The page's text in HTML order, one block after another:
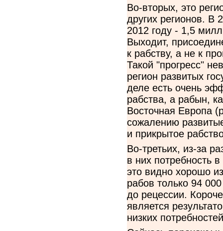
Во-вторых, это
других регионов. В
2012 году - 1,5
Выходит,
к рабству, а не к
Такой "прогресс"
регион развитых
деле есть очень
рабства, а рабын,
Восточная Европа
сожалению
и прикрытое
Во-третьих, из-за
в них потребность
это видно хорошо
рабов только 94
до рецессии.
является
низких